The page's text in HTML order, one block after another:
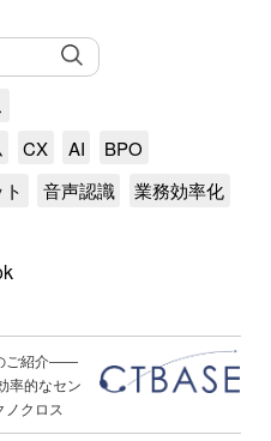
CX AI
BPO
音声認識 業務効率化
ご紹介――
率的なセン
ノクロス